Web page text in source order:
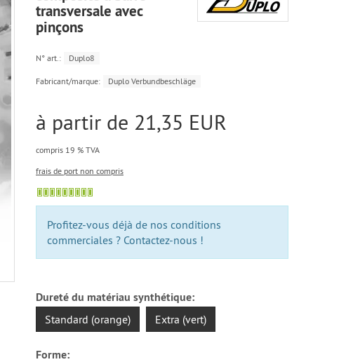
transversale avec
pinçons
N° art.: Duplo8
Fabricant/marque: Duplo Verbundbeschläge
à partir de 21,35 EUR
compris 19 % TVA
frais de port non compris
Profitez-vous déjà de nos conditions
commerciales ? Contactez-nous !
Dureté du matériau synthétique:
Standard (orange) Extra (vert)
Forme: